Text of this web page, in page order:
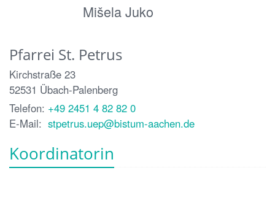
Mišela Juko
Pfarrei St. Petrus
Kirchstraße 23
52531 Übach-Palenberg
Telefon: +49 2451 4 82 82 0
E-Mail: stpetrus.uep@bistum-aachen.de
Koordinatorin